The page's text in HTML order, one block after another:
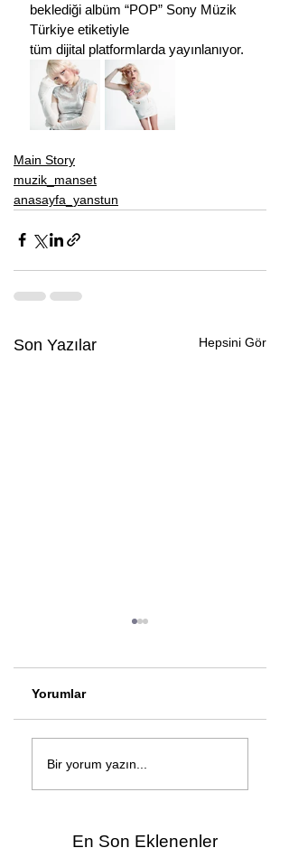
beklediği albüm “POP” Sony Müzik
Türkiye etiketiyle
tüm dijital platformlarda yayınlanıyor.
Main Story
muzik_manset
anasayfa_yanstun
Son Yazılar Hepsini Gör
yeni şarkı: Bir Ev
Yorumlar
Bir yorum yazın...
En Son Eklenenler